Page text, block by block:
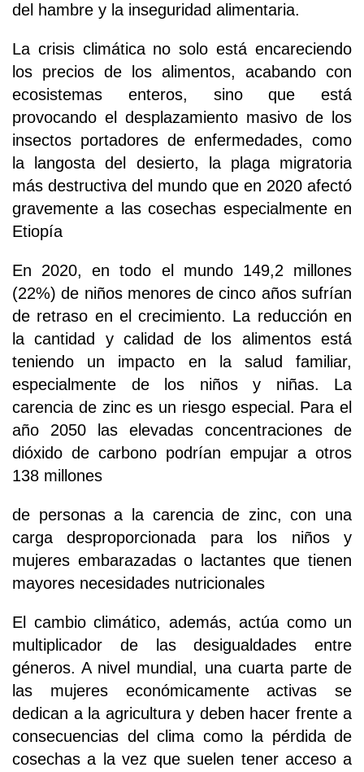
del hambre y la inseguridad alimentaria.
La crisis climática no solo está encareciendo
los precios de los alimentos, acabando con
ecosistemas enteros, sino que está
provocando el desplazamiento masivo de los
insectos portadores de enfermedades, como
la langosta del desierto, la plaga migratoria
más destructiva del mundo que en 2020 afectó
gravemente a las cosechas especialmente en
Etiopía
En 2020, en todo el mundo 149,2 millones
(22%) de niños menores de cinco años sufrían
de retraso en el crecimiento. La reducción en
la cantidad y calidad de los alimentos está
teniendo un impacto en la salud familiar,
especialmente de los niños y niñas. La
carencia de zinc es un riesgo especial. Para el
año 2050 las elevadas concentraciones de
dióxido de carbono podrían empujar a otros
138 millones
de personas a la carencia de zinc, con una
carga desproporcionada para los niños y
mujeres embarazadas o lactantes que tienen
mayores necesidades nutricionales
El cambio climático, además, actúa como un
multiplicador de las desigualdades entre
géneros. A nivel mundial, una cuarta parte de
las mujeres económicamente activas se
dedican a la agricultura y deben hacer frente a
consecuencias del clima como la pérdida de
cosechas a la vez que suelen tener acceso a